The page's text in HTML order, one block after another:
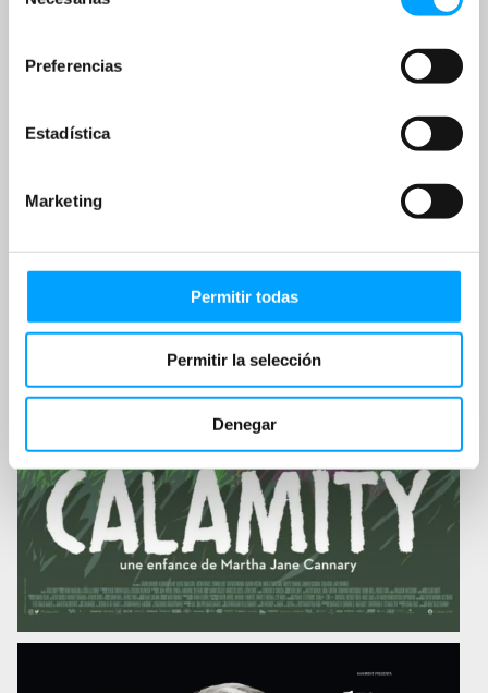
Preferencias
Estadística
Marketing
Permitir todas
Permitir la selección
Denegar